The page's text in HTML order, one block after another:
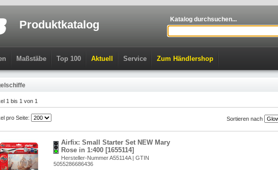
Produktkatalog Katalog durchsuchen...
Maßstäbe Top 100 Aktuell Service Zum Händlershop
1 bis 1 von 1
Sortieren nach
pro Seite:
Airfix: Small Starter Set NEW Mary
Rose in 1:400 [1655114]
Hersteller-Nummer A55114A | GTIN
5055286686436